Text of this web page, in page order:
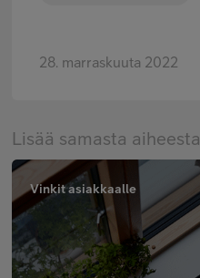
Lisää samasta aiheesta
Vinkit asiakkaalle
28. marraskuuta 2022